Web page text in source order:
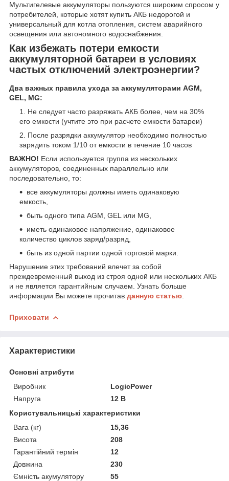
Мультигелевые аккумуляторы пользуются широким спросом у
потребителей, которые хотят купить АКБ недорогой и
универсальный для котла отопления, систем аварийного
освещения или автономного водоснабжения.
Как избежать потери емкости
аккумуляторной батареи в условиях
частых отключений электроэнергии?
Два важных правила ухода за аккумуляторами AGM,
GEL, MG:
Не следует часто разряжать АКБ более, чем на 30%
его емкости (учтите это при расчете емкости батареи)
После разрядки аккумулятор необходимо полностью
зарядить током 1/10 от емкости в течение 10 часов
ВАЖНО! Если используется группа из нескольких
аккумуляторов, соединенных параллельно или
последовательно, то:
все аккумуляторы должны иметь одинаковую
емкость,
быть одного типа AGM, GEL или MG,
иметь одинаковое напряжение, одинаковое
количество циклов заряд/разряд,
быть из одной партии одной торговой марки.
Нарушение этих требований влечет за собой
преждевременный выход из строя одной или нескольких АКБ
и не является гарантийным случаем. Узнать больше
информации Вы можете прочитав данную статью
Приховати
Характеристики
Основні атрибути
Виробник
LogicPower
Напруга
12 В
Користувальницькі характеристики
Вага (кг)
15,36
Висота
208
Гарантійний термін
12
Довжина
230
Ємність акумулятору
55